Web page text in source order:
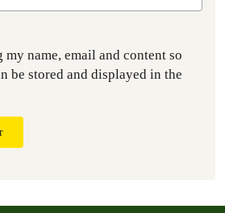
name, email and content so
be stored and displayed in the